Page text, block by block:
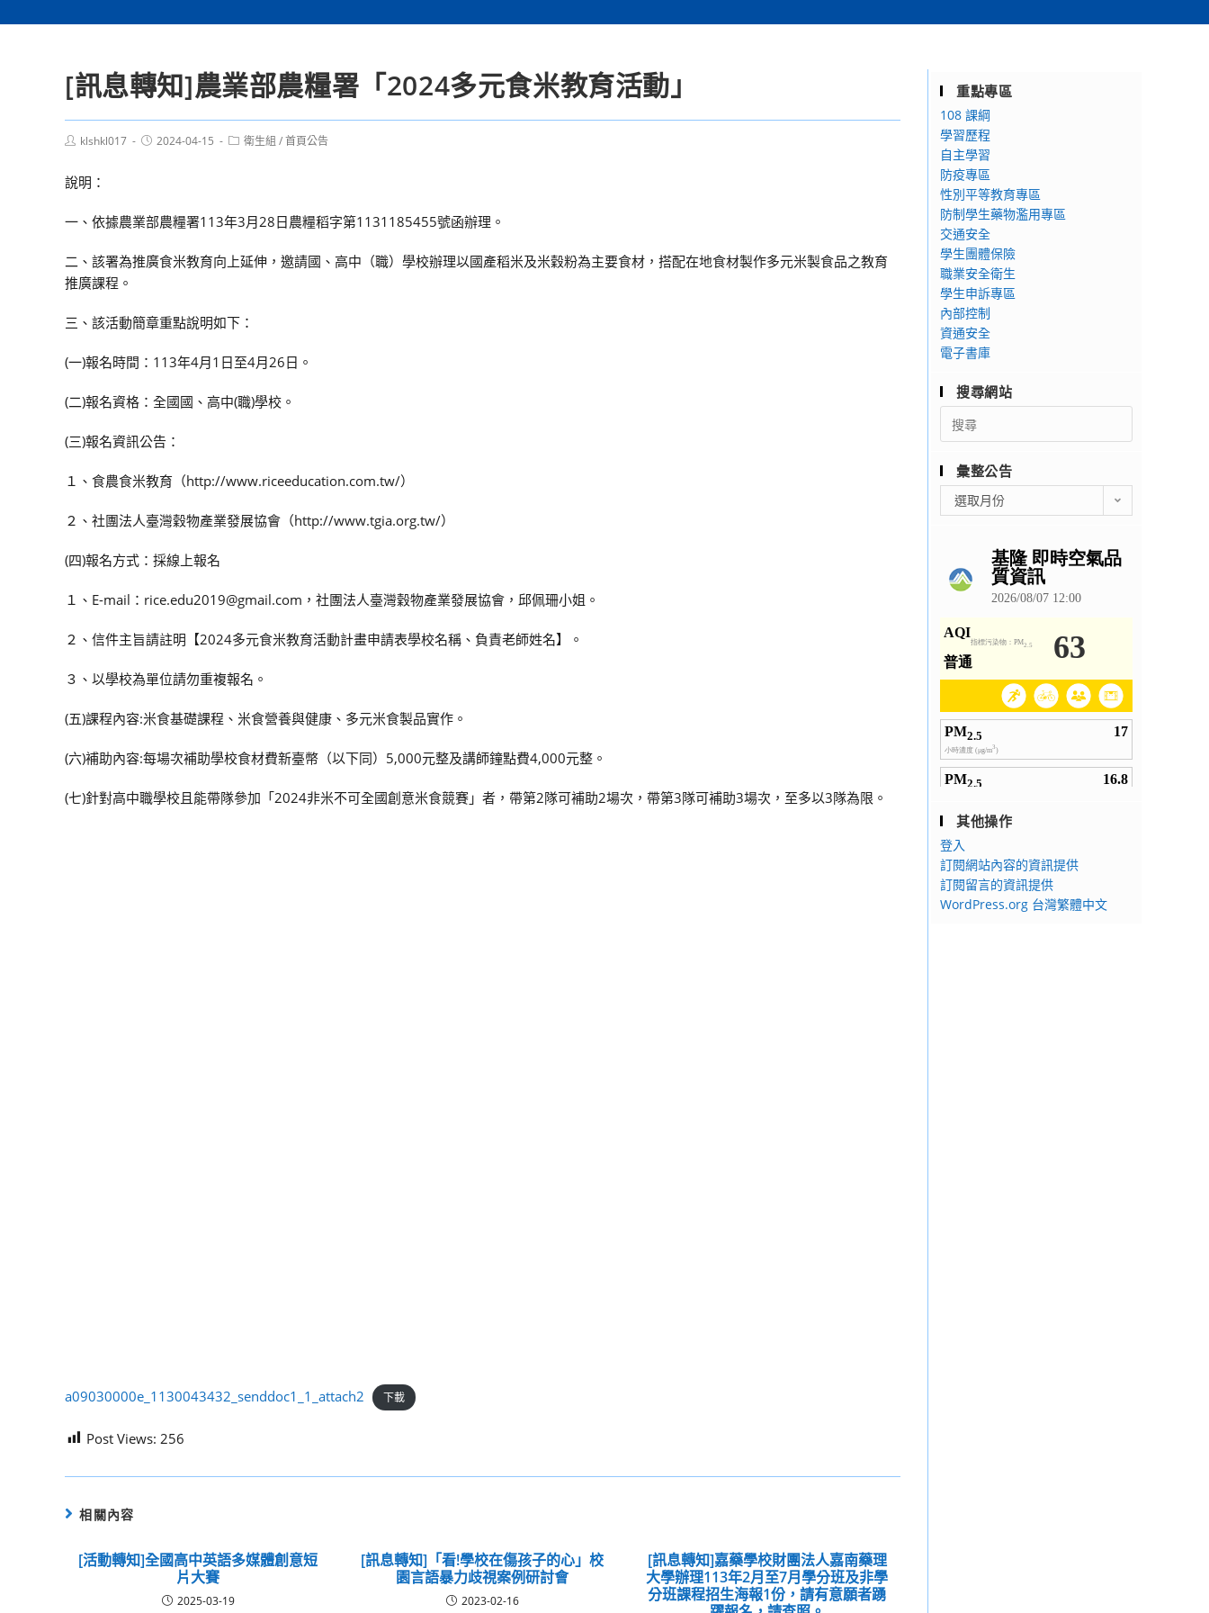
[訊息轉知]農業部農糧署「2024多元食米教育活動」
Postklshkl017
Post2024-04-15
Post衛生組 /首頁公告
說明：
一、依據農業部農糧署113年3月28日農糧稻字第1131185455號函辦理。
二、該署為推廣食米教育向上延伸，邀請國、高中（職）學校辦理以國產稻米及米穀粉為主要食材，搭配在地食材製作多元米製食品之教育
推廣課程。
三、該活動簡章重點說明如下：
(一)報名時間：113年4月1日至4月26日。
(二)報名資格：全國國、高中(職)學校。
(三)報名資訊公告：
１、食農食米教育（http://www.riceeducation.com.tw/）
２、社團法人臺灣穀物產業發展協會（http://www.tgia.org.tw/）
(四)報名方式：採線上報名
１、E-mail：rice.edu2019@gmail.com，社團法人臺灣穀物產業發展協會，邱佩珊小姐。
２、信件主旨請註明【2024多元食米教育活動計畫申請表學校名稱、負責老師姓名】。
３、以學校為單位請勿重複報名。
(五)課程內容:米食基礎課程、米食營養與健康、多元米食製品實作。
(六)補助內容:每場次補助學校食材費新臺幣（以下同）5,000元整及講師鐘點費4,000元整。
(七)針對高中職學校且能帶隊參加「2024非米不可全國創意米食競賽」者，帶第2隊可補助2場次，帶第3隊可補助3場次，至多以3隊為限。
a09030000e_1130043432_senddoc1_1_attach2 下載
Post Views: 256
相關內容
[活動轉知]全國高中英語多媒體創意短
片大賽
2025-03-19
[訊息轉知]「看!學校在傷孩子的心」校
園言語暴力歧視案例研討會
2023-02-16
[訊息轉知]嘉藥學校財團法人嘉南藥理
大學辦理113年2月至7月學分班及非學
分班課程招生海報1份，請有意願者踴
重點專區
108 課綱
學習歷程
自主學習
防疫專區
性別平等教育專區
防制學生藥物濫用專區
交通安全
學生團體保險
職業安全衛生
學生申訴專區
內部控制
資通安全
電子書庫
搜尋網站
Search
for:
彙整公告
整
選取月份
其他操作
登入
訂閱網站內容的資訊提供
訂閱留言的資訊提供
WordPress.org 台灣繁體中文